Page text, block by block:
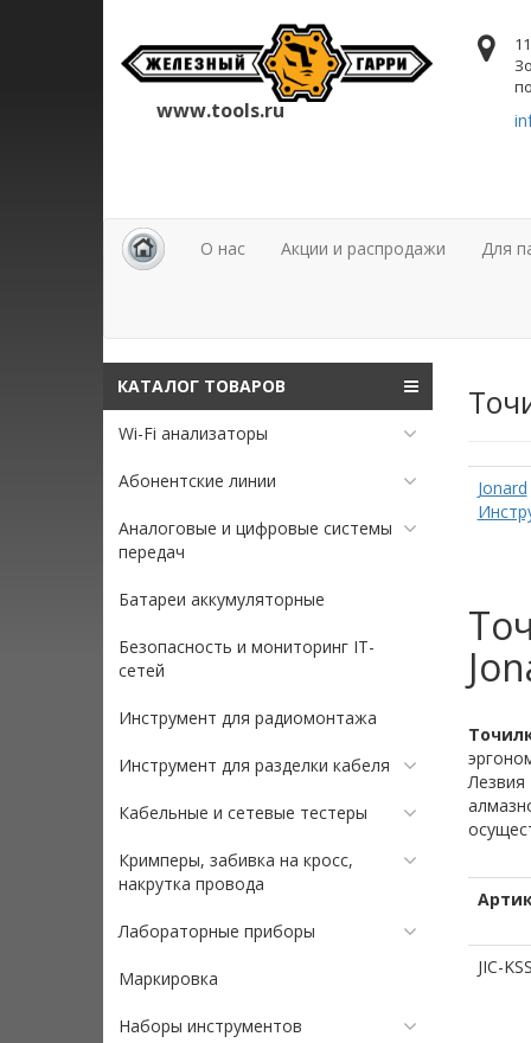
www.tools.ru
О нас Акции и распродажи Для
КАТАЛОГ ТОВАРОВ
Wi-Fi анализаторы
Абонентские линии
Аналоговые и цифровые системы
передач
Батареи аккумуляторные
Безопасность и мониторинг IT-
сетей
Инструмент для радиомонтажа
Инструмент для разделки кабеля
Кабельные и сетевые тестеры
Кримперы, забивка на кросс,
накрутка провода
Лабораторные приборы
Маркировка
Наборы инструментов
Jonard
Лезвия
JIC-